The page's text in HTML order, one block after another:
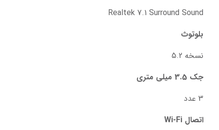
Realtek 7.1 Surround Sound
بلوتوث
نسخه 5.2
جک 3.5 میلی‌ متری
3 عدد
اتصال Wi-Fi